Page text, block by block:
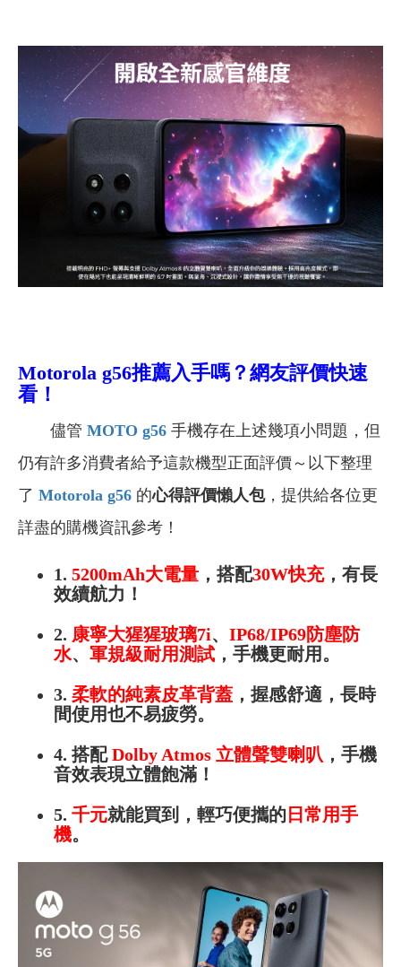
Motorola g56推薦入手嗎？網友評價快速
看！
儘管 MOTO g56 手機存在上述幾項小問題，但
仍有許多消費者給予這款機型正面評價～以下整理
了 Motorola g56 的心得評價懶人包，提供給各位更
詳盡的購機資訊參考！
1. 5200mAh大電量 ，搭配30W快充，有長
效續航力！
2. 康寧大猩猩玻璃7i、 IP68/IP69防塵防
水、 軍規級耐用測試 ，手機更耐用。
3. 柔軟的純素皮革背蓋 ，握感舒適，長時
間使用也不易疲勞。
4. 搭配Dolby Atmos 立體聲雙喇叭 ，手機
音效表現立體飽滿！
5. 千元就能買到，輕巧便攜的 日常用手
機。